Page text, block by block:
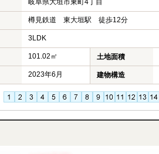
岐阜県大垣市東町4丁目
樽見鉄道 東大垣駅 徒歩12分
3LDK
101.02㎡ 土地面積
2023年6月 建物構造